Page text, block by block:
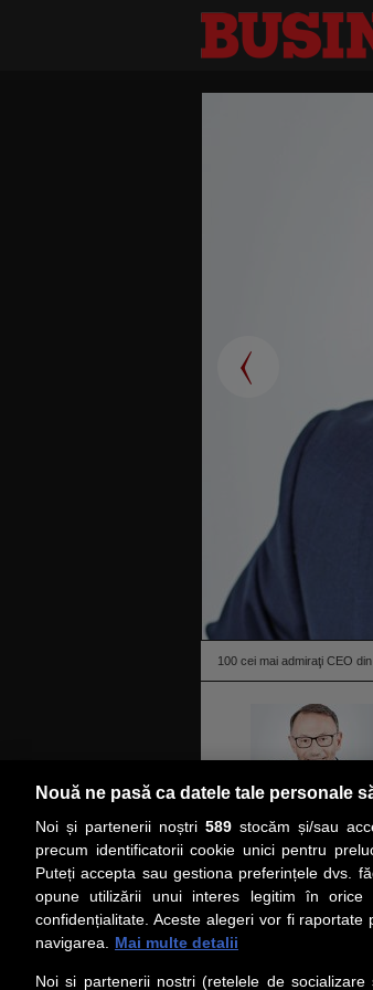
100 cei mai admiraţi CEO
citeşte toată ştirea
PRIMA PAGINĂ
Social
Nouă ne pasă ca datele tale personale
Noi și partenerii noștri 589stocăm și/sau
precum identificatorii cookie unici pentru
Puteți accepta sau gestiona preferințele dvs.
opune utilizării unui interes legitim în
confidențialitate. Aceste alegeri vor fi
navigarea.
Mai multe detalii
Noi si partenerii nostri (retelele de